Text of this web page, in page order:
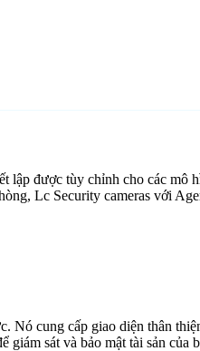
lập được tùy chỉnh cho các mô
Lc Security cameras với
Nó cung cấp giao diện thân
sát và bảo mật tài sản của